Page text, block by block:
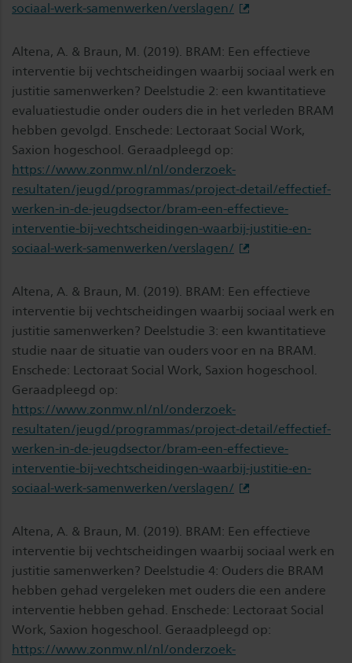
sociaal-werk-samenwerken/verslagen/
Altena, A. & Braun, M. (2019). BRAM: Een effectieve
interventie bij vechtscheidingen waarbij sociaal werk en
justitie samenwerken? Deelstudie 2: een kwantitatieve
evaluatiestudie onder ouders die in het verleden BRAM
hebben gevolgd. Enschede: Lectoraat Social Work,
Saxion hogeschool. Geraadpleegd op:
https://www.zonmw.nl/nl/onderzoek-
resultaten/jeugd/programmas/project-detail/effectief-
werken-in-de-jeugdsector/bram-een-effectieve-
interventie-bij-vechtscheidingen-waarbij-justitie-en-
sociaal-werk-samenwerken/verslagen/
Altena, A. & Braun, M. (2019). BRAM: Een effectieve
interventie bij vechtscheidingen waarbij sociaal werk en
justitie samenwerken? Deelstudie 3: een kwantitatieve
studie naar de situatie van ouders voor en na BRAM.
Enschede: Lectoraat Social Work, Saxion hogeschool.
Geraadpleegd op:
https://www.zonmw.nl/nl/onderzoek-
resultaten/jeugd/programmas/project-detail/effectief-
werken-in-de-jeugdsector/bram-een-effectieve-
interventie-bij-vechtscheidingen-waarbij-justitie-en-
sociaal-werk-samenwerken/verslagen/
Altena, A. & Braun, M. (2019). BRAM: Een effectieve
interventie bij vechtscheidingen waarbij sociaal werk en
justitie samenwerken? Deelstudie 4: Ouders die BRAM
hebben gehad vergeleken met ouders die een andere
interventie hebben gehad. Enschede: Lectoraat Social
Work, Saxion hogeschool. Geraadpleegd op:
https://www.zonmw.nl/nl/onderzoek-